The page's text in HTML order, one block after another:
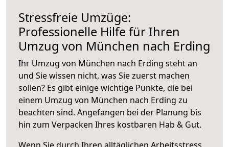
Stressfreie Umzüge:
Professionelle Hilfe für Ihren
Umzug von München nach Erding
Ihr Umzug von München nach Erding steht an
und Sie wissen nicht, was Sie zuerst machen
sollen? Es gibt einige wichtige Punkte, die bei
einem Umzug von München nach Erding zu
beachten sind. Angefangen bei der Planung bis
hin zum Verpacken Ihres kostbaren Hab & Gut.